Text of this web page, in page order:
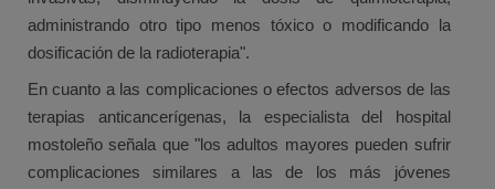
administrando otro tipo menos tóxico o modificando la
dosificación de la radioterapia".
En cuanto a las complicaciones o efectos adversos de las
terapias anticancerígenas, la especialista del hospital
mostoleño señala que "los adultos mayores pueden sufrir
complicaciones similares a las de los más jóvenes